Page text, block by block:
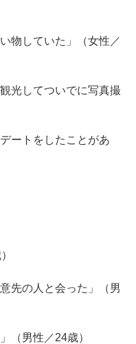
物していた」（女性／
光してついでに写真撮
ートをしたことがあ
先の人と会った」（男
（男性／24歳）